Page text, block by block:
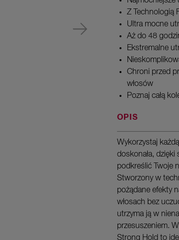
Z Technologią
Ultra mocne
Aż do 48
Ekstremalne
Chroni przed
włosów
Poznaj całą
OPIS
Wykorzystaj
doskonała,
podkreślić Twoje
Stworzony w
pożądane efekty
włosach bez
utrzyma ją w
przesuszeniem.
Strong Hold to